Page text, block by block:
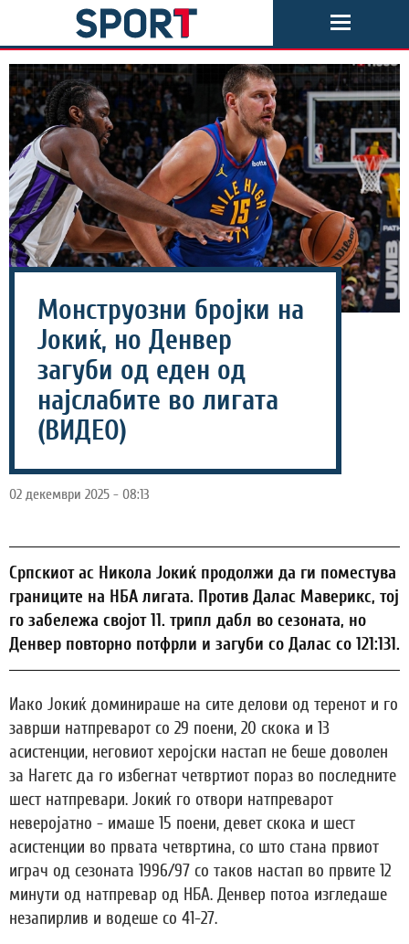
Монструозни бројки на
Јокиќ, но Денвер
загуби од еден од
најслабите во лигата
(ВИДЕО)
02 декември 2025 - 08:13
Српскиот ас Никола Јокиќ продолжи да ги поместува
границите на НБА лигата. Против Далас Маверикс, тој
го забележа својот 11. трипл дабл во сезоната, но
Денвер повторно потфрли и загуби со Далас со 121:131.
Иако Јокиќ доминираше на сите делови од теренот и го
заврши натпреварот со 29 поени, 20 скока и 13
асистенции, неговиот херојски настап не беше доволен
за Нагетс да го избегнат четвртиот пораз во последните
шест натпревари. Јокиќ го отвори натпреварот
неверојатно - имаше 15 поени, девет скока и шест
асистенции во првата четвртина, со што стана првиот
играч од сезоната 1996/97 со таков настап во првите 12
минути од натпревар од НБА. Денвер потоа изгледаше
незапирлив и водеше со 41-27.